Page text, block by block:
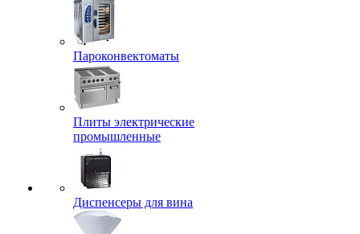
Пароконвектоматы
Плиты электрические
промышленные
Диспенсеры для вина